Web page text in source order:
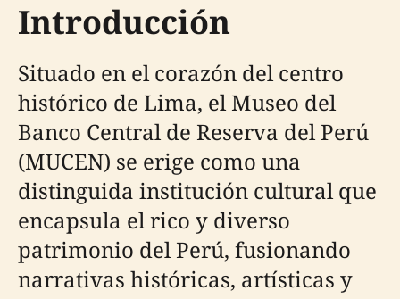
Introducción
Situado en el corazón del centro
histórico de Lima, el Museo del
Banco Central de Reserva del Perú
(MUCEN) se erige como una
distinguida institución cultural que
encapsula el rico y diverso
patrimonio del Perú, fusionando
narrativas históricas, artísticas y